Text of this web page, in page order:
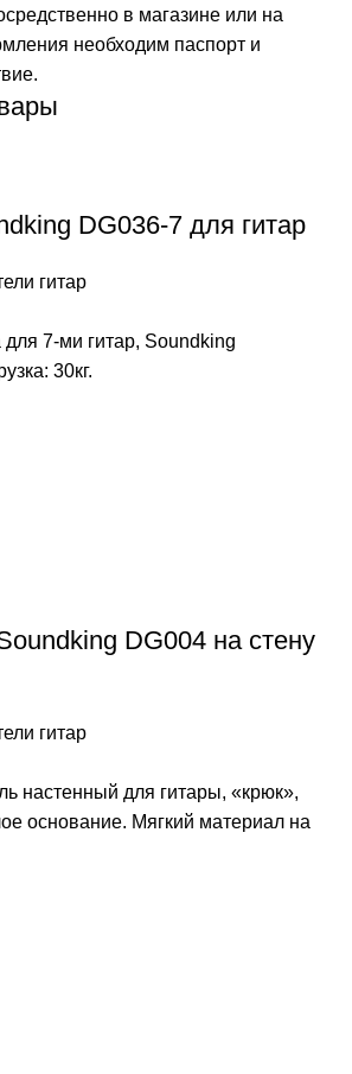
в магазине или на
необходим паспорт и
DG036-7 для гитар
гитар
для 7-ми гитар, Soundking
30кг.
DG004 на стену
гитар
настенный для гитары, «крюк»,
основание. Мягкий материал на